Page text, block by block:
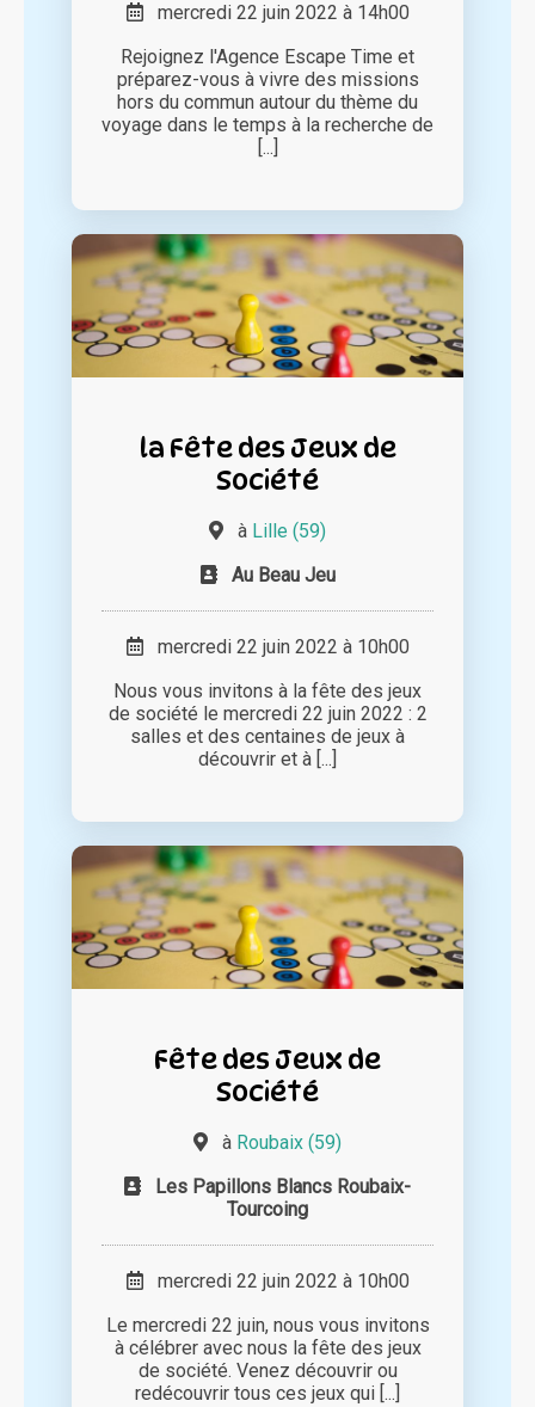
mercredi 22 juin 2022 à 14h00
Rejoignez l'Agence Escape Time et
préparez-vous à vivre des missions
hors du commun autour du thème du
voyage dans le temps à la recherche de
[...]
la Fête des Jeux de
Société
à Lille (59)
Au Beau Jeu
mercredi 22 juin 2022 à 10h00
Nous vous invitons à la fête des jeux
de société le mercredi 22 juin 2022 : 2
salles et des centaines de jeux à
découvrir et à [...]
Fête des Jeux de
Société
à Roubaix (59)
Les Papillons Blancs Roubaix-
Tourcoing
mercredi 22 juin 2022 à 10h00
Le mercredi 22 juin, nous vous invitons
à célébrer avec nous la fête des jeux
de société. Venez découvrir ou
redécouvrir tous ces jeux qui [...]